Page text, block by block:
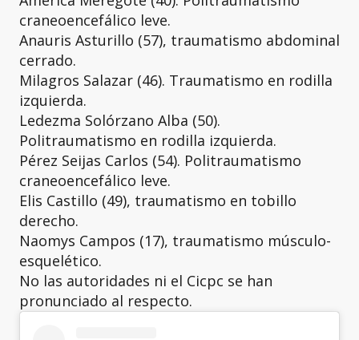
craneoencefálico leve.
Anauris Asturillo (57), traumatismo abdominal
cerrado.
Milagros Salazar (46). Traumatismo en rodilla
izquierda.
Ledezma Solórzano Alba (50).
Politraumatismo en rodilla izquierda.
Pérez Seijas Carlos (54). Politraumatismo
craneoencefálico leve.
Elis Castillo (49), traumatismo en tobillo
derecho.
Naomys Campos (17), traumatismo músculo-
esquelético.
No las autoridades ni el Cicpc se han
pronunciado al respecto.